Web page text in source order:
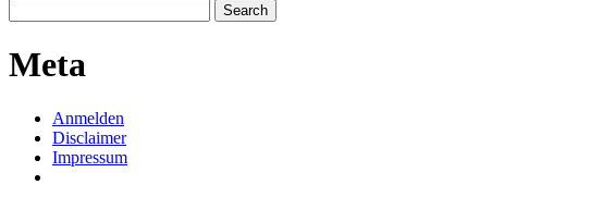
Meta
Anmelden
Disclaimer
Impressum